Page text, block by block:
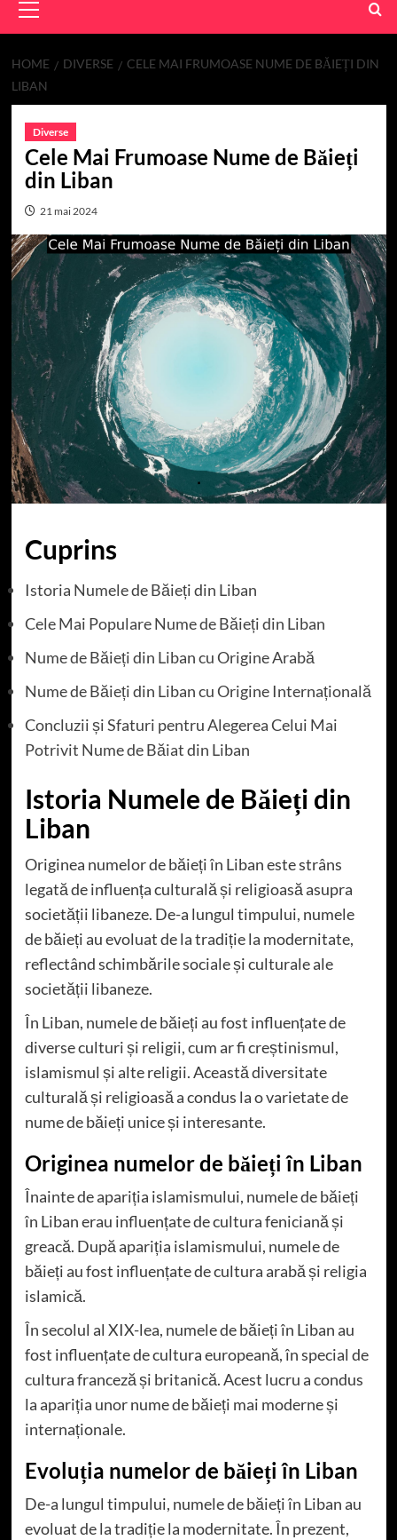
Menu
HOME DIVERSE
CELE MAI FRUMOASE NUME DE BĂIEȚI DIN
LIBAN
Diverse
Cele Mai Frumoase Nume de Băieți
din Liban
21 mai 2024
Cuprins
Istoria Numele de Băieți din Liban
Cele Mai Populare Nume de Băieți din Liban
Nume de Băieți din Liban cu Origine Arabă
Nume de Băieți din Liban cu Origine Internațională
Concluzii și Sfaturi pentru Alegerea Celui Mai
Potrivit Nume de Băiat din Liban
Istoria Numele de Băieți din
Liban
Originea numelor de băieți în Liban este strâns
legată de influența culturală și religioasă asupra
societății libaneze. De-a lungul timpului, numele
de băieți au evoluat de la tradiție la modernitate,
reflectând schimbările sociale și culturale ale
societății libaneze.
În Liban, numele de băieți au fost influențate de
diverse culturi și religii, cum ar fi creștinismul,
islamismul și alte religii. Această diversitate
culturală și religioasă a condus la o varietate de
nume de băieți unice și interesante.
Originea numelor de băieți în Liban
Înainte de apariția islamismului, numele de băieți
în Liban erau influențate de cultura feniciană și
greacă. După apariția islamismului, numele de
băieți au fost influențate de cultura arabă și religia
islamică.
În secolul al XIX-lea, numele de băieți în Liban au
fost influențate de cultura europeană, în special de
cultura franceză și britanică. Acest lucru a condus
la apariția unor nume de băieți mai moderne și
internaționale.
Evoluția numelor de băieți în Liban
De-a lungul timpului, numele de băieți în Liban au
evoluat de la tradiție la modernitate. În prezent,